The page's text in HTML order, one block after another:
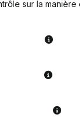
en un coup
informations
jours, aucune carte
sur la manière